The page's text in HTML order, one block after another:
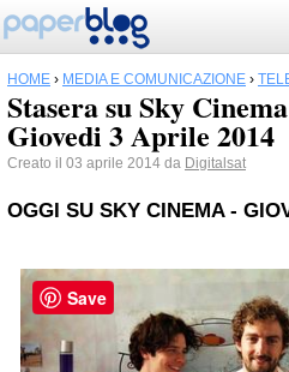
HOME › MEDIA E COMUNICAZIONE ›
Stasera su Sky
Giovedi 3 Aprile 2014
Creato il 03 aprile 2014 da Digitalsat
OGGI SU SKY CINEMA -
Save